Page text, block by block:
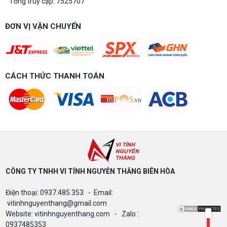
chơi game của bạn.
Build PC gaming 15 triệu chơi được
Build PC gaming 15 triệu chơi được game gì? Vi
dễ nâng cấp CPU/VGA sau này, tư vấn miễn phí
theo đúng ngân sách.
Build PC gaming theo ngân sách từ 10-40 triệu:
cách phân bổ CPU, GPU, RAM hợp lý, chọn
Intel/AMD và tránh sai tương thích. Tư vấn miễn
phí tại Vi tính Nguyễn Thắng.
GIGABYTE & INTEL CORE ULTRA 200S
PLUS – NHẬN VOUCHER ĐẾN 800K
ĐƠN VỊ VẬN CHUYỂN
CÁCH THỨC THANH TOÁN
CÔNG TY TNHH VI TÍNH NGUYỄN THẮNG BIÊN HÒA​
Điện thoại: 0937.485.353 - Email:
vitinhnguyenthang@gmail.com
Website: vitinhnguyenthang.com - Zalo :
0937485353